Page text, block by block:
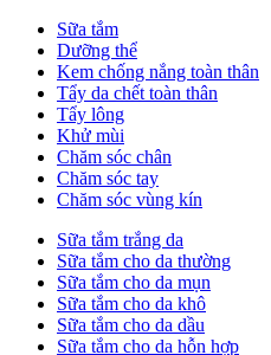
Sữa tắm
Dưỡng thể
Kem chống nắng toàn thân
Tẩy da chết toàn thân
Tẩy lông
Khử mùi
Chăm sóc chân
Chăm sóc tay
Chăm sóc vùng kín
Sữa tắm trắng da
Sữa tắm cho da thường
Sữa tắm cho da mụn
Sữa tắm cho da khô
Sữa tắm cho da dầu
Sữa tắm cho da hỗn hợp